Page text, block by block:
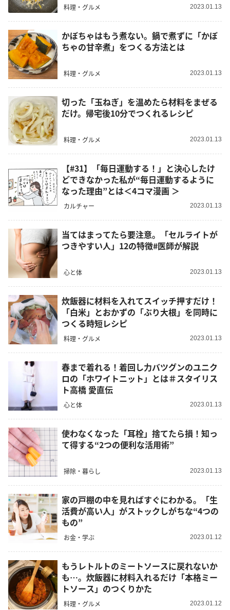
料理・グルメ 2023.01.13
かぼちゃはもう煮ない。鍋で煮ずに「かぼ
ちゃの甘辛煮」をつくる方法とは
料理・グルメ 2023.01.13
切った「玉ねぎ」を温めたら材料をまぜる
だけ。帰宅後10分でつくれるレシピ
料理・グルメ 2023.01.13
【#31】「毎日運動する！」と決心したけ
どできなかった私が“毎日運動するように
なった理由”とは＜4コマ漫画 ＞
カルチャー 2023.01.13
当てはまってたら要注意。「セルライトが
つきやすい人」12の特徴#医師が解説
心と体 2023.01.13
炊飯器に材料を入れてスイッチ押すだけ！
「白米」とおかずの「ぶり大根」を同時に
つくる時短レシピ
料理・グルメ 2023.01.13
春まで着れる！着回し力バツグンのユニク
ロの「ホワイトニット」とは＃スタイリス
ト高橋 愛直伝
心と体 2023.01.13
使わなくなった「耳栓」捨てたら損！知っ
て得する“2つの便利な活用術”
掃除・暮らし 2023.01.13
家の戸棚の中を見ればすぐにわかる。「生
活費が高い人」がストックしがちな“4つの
もの”
お金・学ぶ 2023.01.12
もうレトルトのミートソースに戻れないか
も…。炊飯器に材料入れるだけ「本格ミー
トソース」のつくりかた
料理・グルメ 2023.01.12